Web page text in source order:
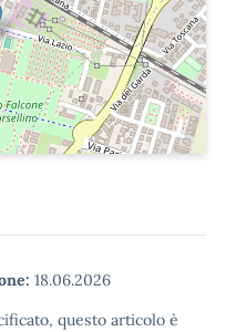
18.06.2026
questo articolo è